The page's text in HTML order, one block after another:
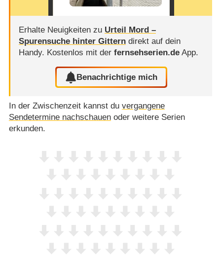
Erhalte Neuigkeiten zu Urteil Mord –
Spurensuche hinter Gitterndirekt auf dein
Handy. Kostenlos mit der fernsehserien.deApp.
Benachrichtige mich
In der Zwischenzeit kannst du vergangene
Sendetermine nachschauenoder weitere Serien
erkunden.